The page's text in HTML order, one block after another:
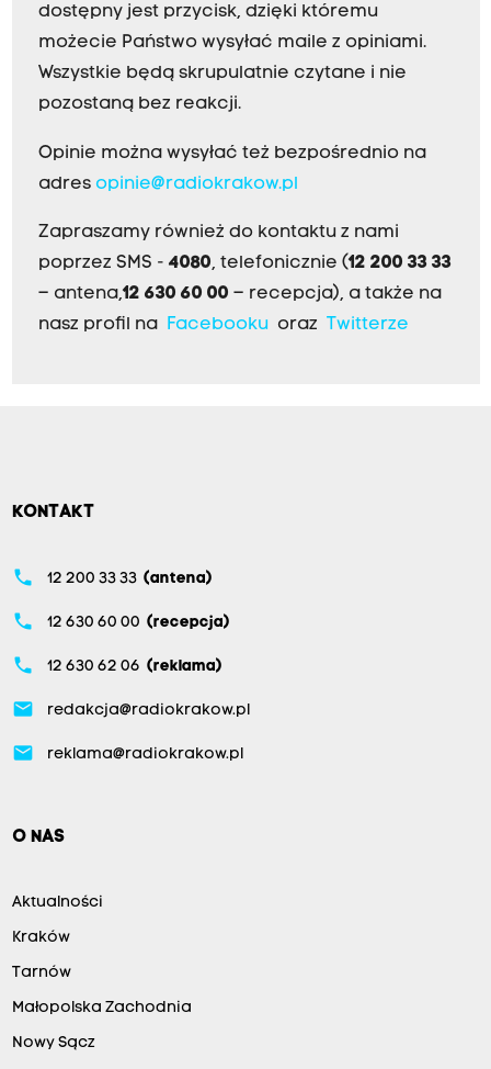
dostępny jest przycisk, dzięki któremu
możecie Państwo wysyłać maile z opiniami.
Wszystkie będą skrupulatnie czytane i nie
pozostaną bez reakcji.
Opinie można wysyłać też bezpośrednio na
adres opinie@radiokrakow.pl
Zapraszamy również do kontaktu z nami
poprzez SMS - 4080, telefonicznie (12 200 33 33
– antena,12 630 60 00 – recepcja), a także na
nasz profil na
Facebookuoraz Twitterze
KONTAKT
phone 12 200 33 33 (antena)
phone 12 630 60 00 (recepcja)
phone 12 630 62 06 (reklama)
email redakcja@radiokrakow.pl
email reklama@radiokrakow.pl
O NAS
Aktualności
Kraków
Tarnów
Małopolska Zachodnia
Nowy Sącz